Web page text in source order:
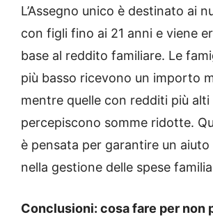
L’Assegno unico è destinato ai
con figli fino ai 21 anni e viene
base al reddito familiare. Le
più basso ricevono un importo
mentre quelle con redditi più alti
percepiscono somme ridotte.
è pensata per garantire un
nella gestione delle spese
Conclusioni: cosa fare per non